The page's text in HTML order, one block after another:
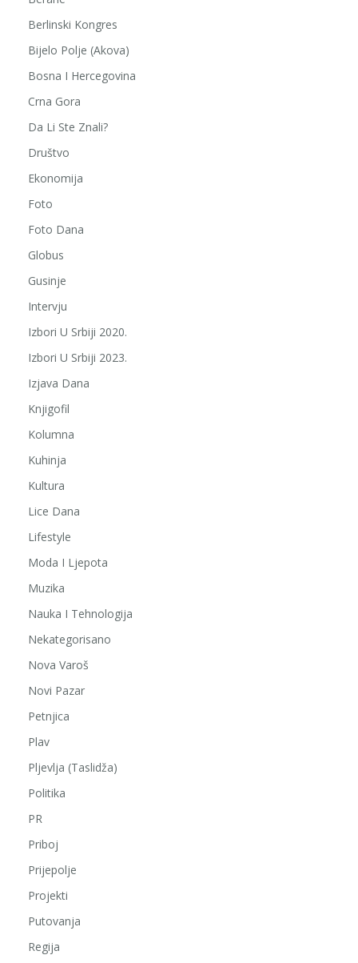
Berlinski Kongres
Bijelo Polje (Akova)
Bosna I Hercegovina
Crna Gora
Da Li Ste Znali?
Društvo
Ekonomija
Foto
Foto Dana
Globus
Gusinje
Intervju
Izbori U Srbiji 2020.
Izbori U Srbiji 2023.
Izjava Dana
Knjigofil
Kolumna
Kuhinja
Kultura
Lice Dana
Lifestyle
Moda I Ljepota
Muzika
Nauka I Tehnologija
Nekategorisano
Nova Varoš
Novi Pazar
Petnjica
Plav
Pljevlja (Taslidža)
Politika
PR
Priboj
Prijepolje
Projekti
Putovanja
Regija